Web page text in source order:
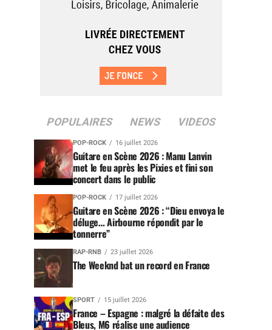
POPULAIRES NEWS VIDEOS
POP-ROCK 16 juillet 2026
Guitare en Scène 2026 : Manu Lanvin
met le feu après les Pixies et fini son
concert dans le public
POP-ROCK 17 juillet 2026
Guitare en Scène 2026 : “Dieu envoya le
déluge… Airbourne répondit par le
tonnerre”
RAP-RNB 23 juillet 2026
The Weeknd bat un record en France
SPORT 15 juillet 2026
France – Espagne : malgré la défaite des
Bleus, M6 réalise une audience